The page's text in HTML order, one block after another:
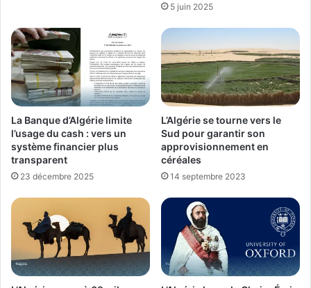
5 juin 2025
La Banque d’Algérie limite
l’usage du cash : vers un
système financier plus
transparent
23 décembre 2025
L’Algérie se tourne vers le
Sud pour garantir son
approvisionnement en
céréales
14 septembre 2023